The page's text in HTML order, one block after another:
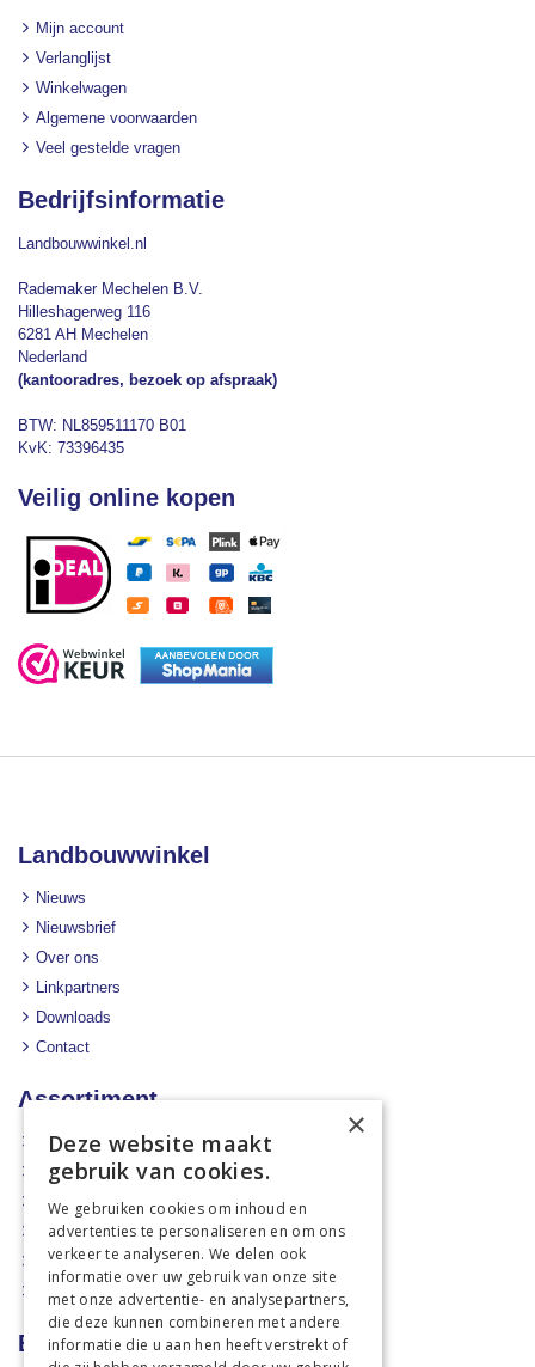
Mijn account
Verlanglijst
Winkelwagen
Algemene voorwaarden
Veel gestelde vragen
Bedrijfsinformatie
Landbouwwinkel.nl
Rademaker Mechelen B.V.
Hilleshagerweg 116
6281 AH Mechelen
Nederland
(kantooradres, bezoek op afspraak)
BTW: NL859511170 B01
KvK: 73396435
Veilig online kopen
Landbouwwinkel
Nieuws
Nieuwsbrief
Over ons
Linkpartners
Downloads
Contact
Assortiment
Aanbiedingen
Mechanisatie
Stal & Erf
Weidetechniek
Dierbenodigdheden
Actiefolders
Betalen en verzenden
×
Deze website maakt
gebruik van cookies.
We gebruiken cookies om inhoud en
advertenties te personaliseren en om ons
verkeer te analyseren. We delen ook
informatie over uw gebruik van onze site
met onze advertentie- en analysepartners,
die deze kunnen combineren met andere
informatie die u aan hen heeft verstrekt of